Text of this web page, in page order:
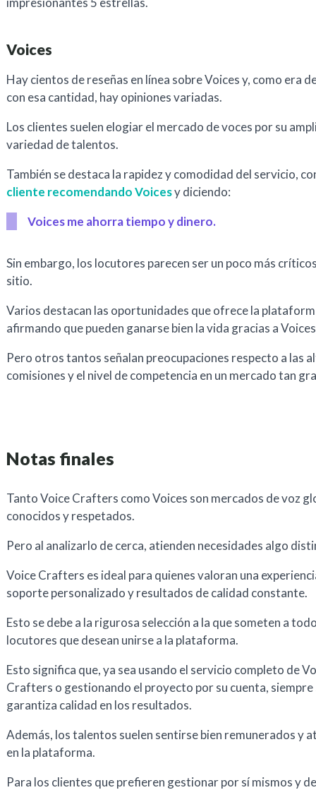
Voices
Hay cientos de reseñas en línea sobre Voices y, como era
con esa cantidad, hay opiniones variadas.
Los clientes suelen elogiar el mercado de voces por su
variedad de talentos.
También se destaca la rapidez y comodidad del servicio,
cliente recomendando Voicesy diciendo:
Voices me ahorra tiempo y dinero.
Sin embargo, los locutores parecen ser un poco más
sitio.
Varios destacan las oportunidades que ofrece la
afirmando que pueden ganarse bien la vida gracias a
Pero otros tantos señalan preocupaciones respecto a las
comisiones y el nivel de competencia en un mercado tan
Notas finales
Tanto Voice Crafters como Voices son mercados de voz
conocidos y respetados.
Pero al analizarlo de cerca, atienden necesidades algo
Voice Crafters es ideal para quienes valoran una
soporte personalizado y resultados de calidad constante.
Esto se debe a la rigurosa selección a la que someten a
locutores que desean unirse a la plataforma.
Esto significa que, ya sea usando el servicio completo de
Crafters o gestionando el proyecto por su cuenta, siempre
garantiza calidad en los resultados.
Además, los talentos suelen sentirse bien remunerados y
en la plataforma.
Para los clientes que prefieren gestionar por sí mismos y